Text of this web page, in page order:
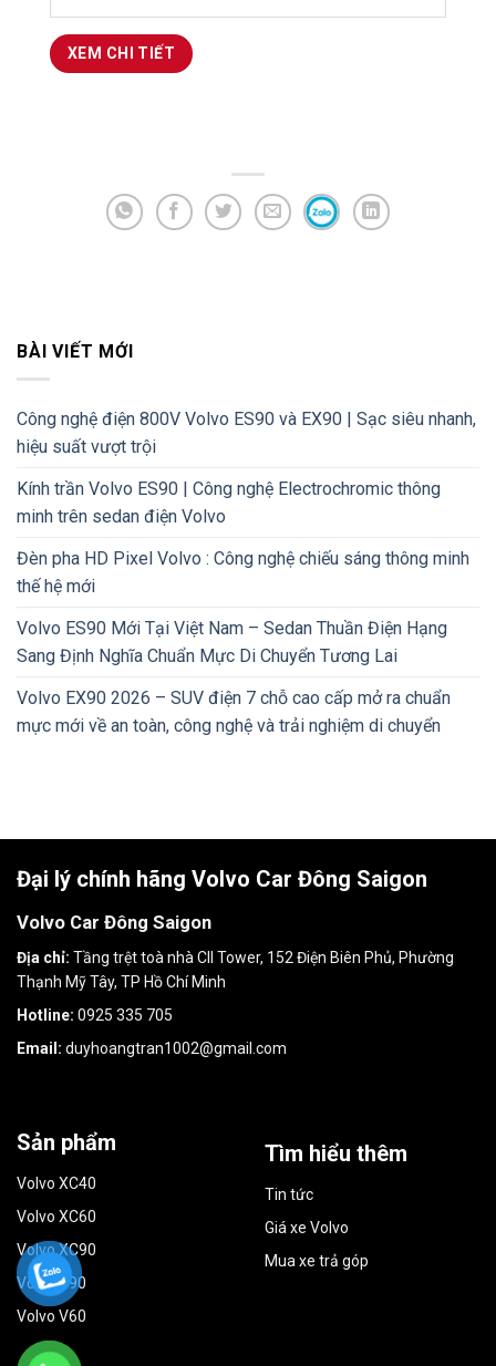
BÀI VIẾT MỚI
Công nghệ điện 800V Volvo ES90 và EX90 | Sạc siêu nhanh,
hiệu suất vượt trội
Kính trần Volvo ES90 | Công nghệ Electrochromic thông
minh trên sedan điện Volvo
Đèn pha HD Pixel Volvo : Công nghệ chiếu sáng thông minh
thế hệ mới
Volvo ES90 Mới Tại Việt Nam – Sedan Thuần Điện Hạng
Sang Định Nghĩa Chuẩn Mực Di Chuyển Tương Lai
Volvo EX90 2026 – SUV điện 7 chỗ cao cấp mở ra chuẩn
mực mới về an toàn, công nghệ và trải nghiệm di chuyển
Đại lý chính hãng Volvo Car Đông Saigon
Volvo Car Đông Saigon
Địa chỉ: Tầng trệt toà nhà CII Tower, 152 Điện Biên Phủ, Phường
Thạnh Mỹ Tây, TP Hồ Chí Minh
Hotline: 0925 335 705
Email: duyhoangtran1002@gmail.com
Sản phẩm
Volvo XC40
Volvo XC60
Volvo XC90
Volvo S90
Volvo V60
Tìm hiểu thêm
Tin tức
Giá xe Volvo
Mua xe trả góp